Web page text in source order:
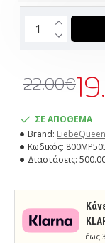
ΣΕ ΑΠΟΘΕΜΑ
Brand:
Κωδικός:
Διαστάσεις:
22.00€
έως